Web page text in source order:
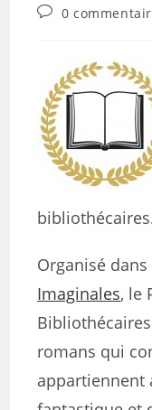
0
Organisé
Imaginales, le
romans qui
appartiennent